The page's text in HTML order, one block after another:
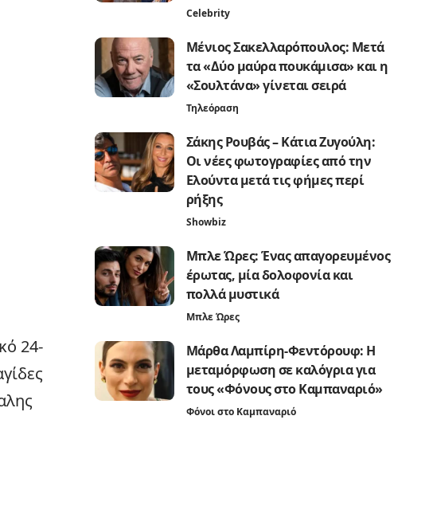
24-
Celebrity
Μένιος Σακελλαρόπουλος: Μετά
τα «Δύο μαύρα πουκάμισα» και η
«Σουλτάνα» γίνεται σειρά
Τηλεόραση
Σάκης Ρουβάς – Κάτια Ζυγούλη:
Οι νέες φωτογραφίες από την
Ελούντα μετά τις φήμες περί
ρήξης
Showbiz
Μπλε Ώρες: Ένας απαγορευμένος
έρωτας, μία δολοφονία και
πολλά μυστικά
Μπλε Ώρες
Μάρθα Λαμπίρη-Φεντόρουφ: Η
μεταμόρφωση σε καλόγρια για
τους «Φόνους στο Καμπαναριό»
Φόνοι στο Καμπαναριό